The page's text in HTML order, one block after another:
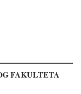
FAKULTETA